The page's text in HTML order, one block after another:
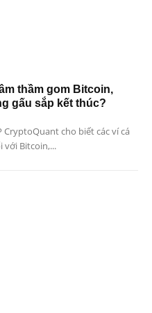
thầm gom Bitcoin,
gấu sắp kết thúc?
CryptoQuant cho biết các ví cá
với Bitcoin,...